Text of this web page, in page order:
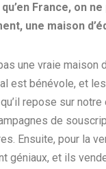
France, on
une maison
une vraie
est bénévole, et
repose sur
de
Ensuite, pour la
géniaux, et ils